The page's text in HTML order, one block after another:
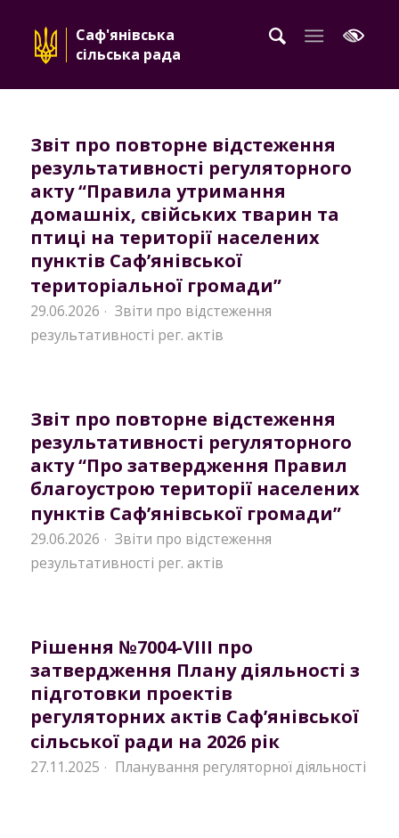
Саф'янівська
сільська рада
Звіт про повторне відстеження
результативності регуляторного
акту “Правила утримання
домашніх, свійських тварин та
птиці на території населених
пунктів Саф’янівської
територіальної громади”
29.06.2026 · Звіти про відстеження
результативності рег. актів
Звіт про повторне відстеження
результативності регуляторного
акту “Про затвердження Правил
благоустрою території населених
пунктів Саф’янівської громади”
29.06.2026 · Звіти про відстеження
результативності рег. актів
Рішення №7004-VIII про
затвердження Плану діяльності з
підготовки проектів
регуляторних актів Саф’янівської
сільської ради на 2026 рік
27.11.2025 · Планування регуляторної діяльності